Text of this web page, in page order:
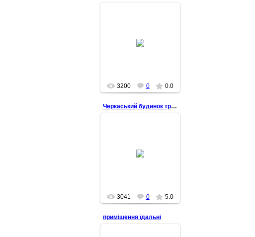
2013-04-09
3200 0 0.0
Черкаський будинок трауру
2012-10-25
3041 0 5.0
приміщення їдальні